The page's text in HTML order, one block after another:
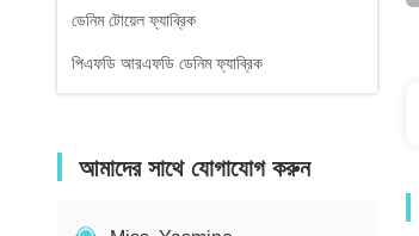
ডেনিম টোয়েল ফ্যাব্রিক
পিএফডি আরএফডি ডেনিম ফ্যাব্রিক
আমাদের সাথে যোগাযোগ করুন